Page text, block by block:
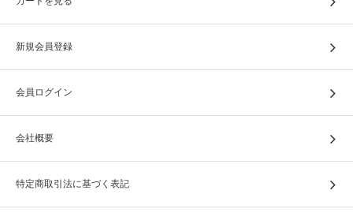
新規会員登録
会員ログイン
会社概要
特定商取引法に基づく表記